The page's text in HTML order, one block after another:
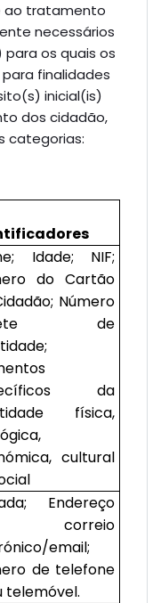
ao tratamento
necessários
os quais os
finalidades
inicial(is)
dos cidadão,
categorias:
Idade; NIF;
do Cartão
Número
de
da
física,
cultural
Endereço
correio
email;
de telefone
telemóvel.